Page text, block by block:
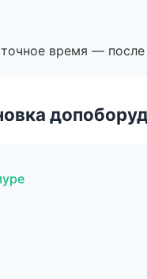
время — после